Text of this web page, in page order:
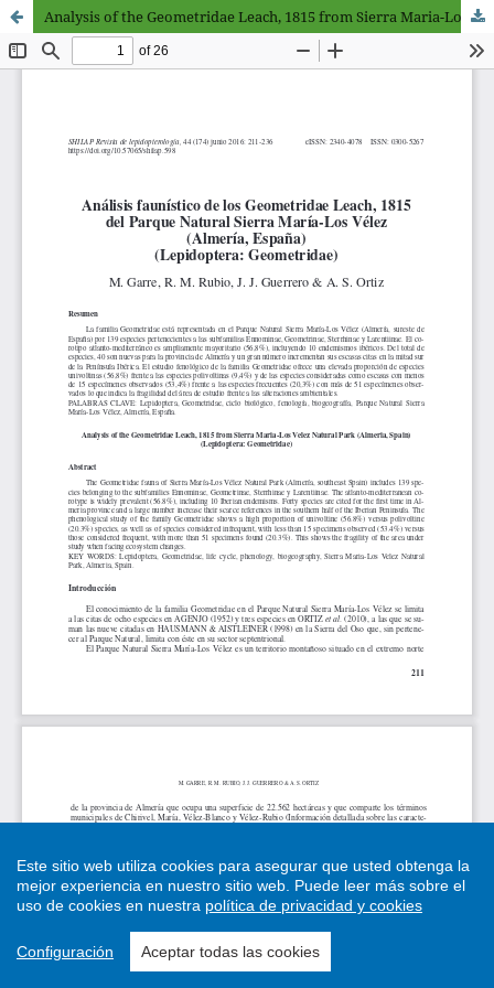
Analysis of the Geometridae Leach, 1815 from Sierra Maria-Los Velez Natural Park (Almeria, Spain) (Lepidoptera: Geometridae)
Este sitio web utiliza cookies para asegurar que usted obtenga la
mejor experiencia en nuestro sitio web. Puede leer más sobre el
uso de cookies en nuestra política de privacidad y cookies
Configuración Aceptar todas las cookies